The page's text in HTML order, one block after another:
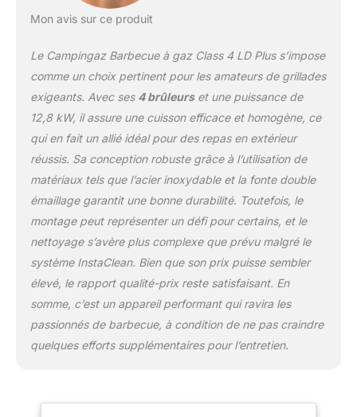
quel lave-vaisselle
Even Temp : garantit une
répartition uniforme de la
chaleur afin que vos
aliments cuisent
dépassant les 250 °C
sur toute la surface de
cuisson. La grande grille
de maintien au chaud
vous permet de varier les
plaisirs grâce à la
cuisson à convection. De
plus, elle est facilement
amovible si besoin.
Mon avis sur ce produit
Le Campingaz Barbecue à gaz Class 4 LD Plus s’impose
comme un choix pertinent pour les amateurs de grillades
exigeants. Avec ses 4 brûleurset une puissance de
12,8 kW, il assure une cuisson efficace et homogène, ce
qui en fait un allié idéal pour des repas en extérieur
réussis. Sa conception robuste grâce à l’utilisation de
matériaux tels que l’acier inoxydable et la fonte double
émaillage garantit une bonne durabilité. Toutefois, le
montage peut représenter un défi pour certains, et le
nettoyage s’avère plus complexe que prévu malgré le
système InstaClean. Bien que son prix puisse sembler
élevé, le rapport qualité-prix reste satisfaisant. En
somme, c’est un appareil performant qui ravira les
passionnés de barbecue, à condition de ne pas craindre
quelques efforts supplémentaires pour l’entretien.